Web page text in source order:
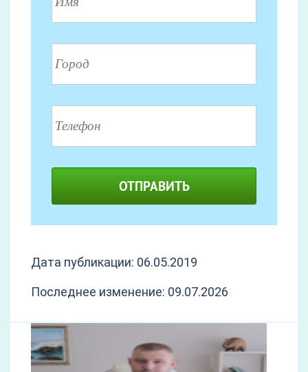
ОТПРАВИТЬ
Дата публикации: 06.05.2019
Последнее изменение: 09.07.2026